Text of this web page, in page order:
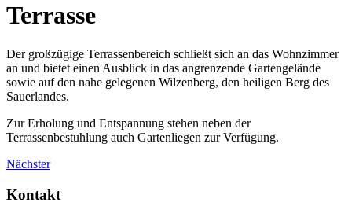
Terrasse
Bild35
Bild43
Bild42
Bild40
Bild37
Der großzügige Terrassenbereich schließt sich an das Wohnzimmer
an und bietet einen Ausblick in das angrenzende Gartengelände
sowie auf den nahe gelegenen Wilzenberg, den heiligen Berg des
Sauerlandes.
Zur Erholung und Entspannung stehen neben der
Terrassenbestuhlung auch Gartenliegen zur Verfügung.
Nächster
Kontakt